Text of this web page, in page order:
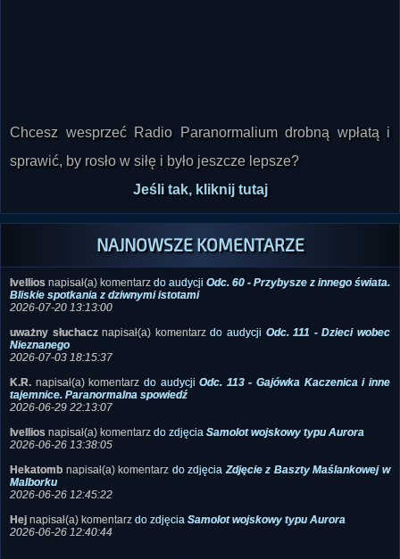
sprawić, by rosło w siłę i było jeszcze lepsze?
Jeśli tak, kliknij tutaj
NAJNOWSZE KOMENTARZE
napisał(a) komentarzdo audycjiOdc. 60 - Przybysze z innego świata.
uważny słuchacz napisał(a) komentarz
Nieznanego
K.R.napisał(a) komentarz
tajemnice. Paranormalna spowiedź
Ivelliosnapisał(a) komentarzdo zdjęcia
2026-06-26 13:38:05
Hekatombnapisał(a) komentarzdo zdjęciaZdjęcie z Baszty Maślankowej w
Malborku
Hejnapisał(a) komentarz
2026-06-26 12:40:44